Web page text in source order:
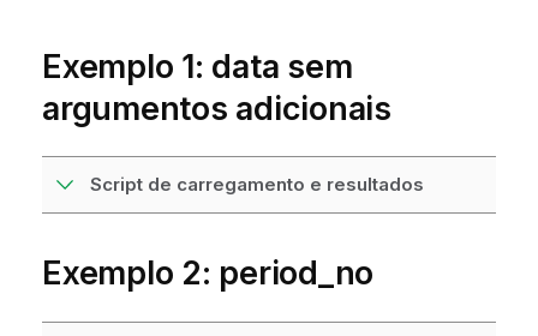
Exemplo 1: data sem
argumentos adicionais
Script de carregamento e resultados
Exemplo 2: period_no